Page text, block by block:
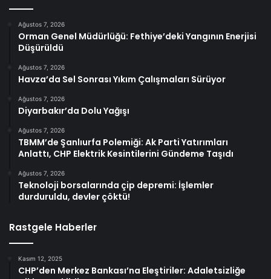
Ağustos 7, 2026
Orman Genel Müdürlüğü: Fethiye’deki Yangının Enerjisi
Düşürüldü
Ağustos 7, 2026
Havza’da Sel Sonrası Yıkım Çalışmaları Sürüyor
Ağustos 7, 2026
Diyarbakır’da Dolu Yağışı
Ağustos 7, 2026
TBMM’de Şanlıurfa Polemiği: Ak Parti Yatırımları
Anlattı, CHP Elektrik Kesintilerini Gündeme Taşıdı
Ağustos 7, 2026
Teknoloji borsalarında çip depremi: İşlemler
durduruldu, devler çöktü!
Rastgele Haberler
Kasım 12, 2025
CHP’den Merkez Bankası’na Eleştiriler: Adaletsizliğe